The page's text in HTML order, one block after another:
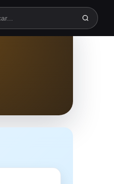
en TodoSpinning